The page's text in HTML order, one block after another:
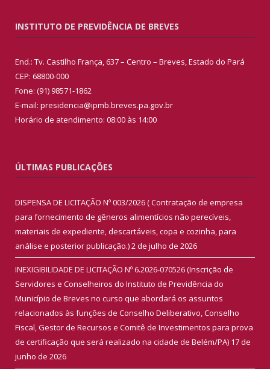
INSTITUTO DE PREVIDÊNCIA DE BREVES
End.: Tv. Castilho França, 637 – Centro – Breves, Estado do Pará
CEP: 68800-000
Fone: (91) 98571-1862
E-mail: presidencia@ipmb.breves.pa.gov.br
Horário de atendimento: 08:00 às 14:00
ÚLTIMAS PUBLICAÇÕES
DISPENSA DE LICITAÇÃO Nº 003/2026 ( Contratação de empresa
para fornecimento de gêneros alimentícios não perecíveis,
materiais de expediente, descartáveis, copa e cozinha, para
análise e posterior publicação.)2 de julho de 2026
INEXIGIBILIDADE DE LICITAÇÃO Nº 6.2026-070526 (Inscrição de
Servidores e Conselheiros do Instituto de Previdência do
Município de Breves no curso que abordará os assuntos
relacionados às funções de Conselho Deliberativo, Conselho
Fiscal, Gestor de Recursos e Comitê de Investimentos para prova
de certificação que será realizado na cidade de Belém/PA) 17 de
junho de 2026